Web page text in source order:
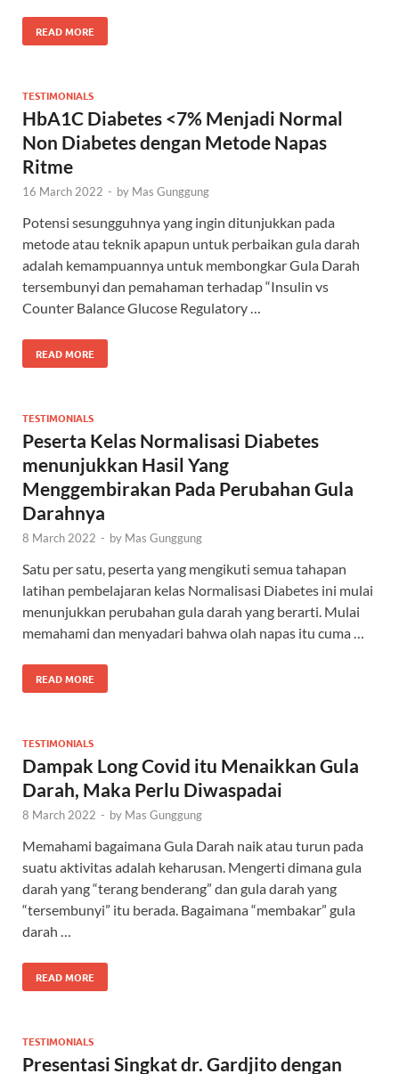
READ MORE
TESTIMONIALS
HbA1C Diabetes <7% Menjadi Normal
Non Diabetes dengan Metode Napas
Ritme
16 March 2022 - by Mas Gunggung
Potensi sesungguhnya yang ingin ditunjukkan pada
metode atau teknik apapun untuk perbaikan gula darah
adalah kemampuannya untuk membongkar Gula Darah
tersembunyi dan pemahaman terhadap “Insulin vs
Counter Balance Glucose Regulatory …
READ MORE
TESTIMONIALS
Peserta Kelas Normalisasi Diabetes
menunjukkan Hasil Yang
Menggembirakan Pada Perubahan Gula
Darahnya
8 March 2022 - by Mas Gunggung
Satu per satu, peserta yang mengikuti semua tahapan
latihan pembelajaran kelas Normalisasi Diabetes ini mulai
menunjukkan perubahan gula darah yang berarti. Mulai
memahami dan menyadari bahwa olah napas itu cuma …
READ MORE
TESTIMONIALS
Dampak Long Covid itu Menaikkan Gula
Darah, Maka Perlu Diwaspadai
8 March 2022 - by Mas Gunggung
Memahami bagaimana Gula Darah naik atau turun pada
suatu aktivitas adalah keharusan. Mengerti dimana gula
darah yang “terang benderang” dan gula darah yang
“tersembunyi” itu berada. Bagaimana “membakar” gula
darah …
READ MORE
TESTIMONIALS
Presentasi Singkat dr. Gardjito dengan